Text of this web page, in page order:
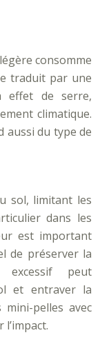
consomme
traduit par une
effet de serre,
climatique.
aussi du type de
sol, limitant les
dans les
est important
de préserver la
peut
et entraver la
mini-pelles avec